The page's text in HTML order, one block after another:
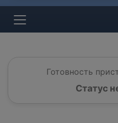
Готовность
Статус